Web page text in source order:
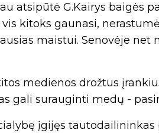
atsipūtė G.Kairys baigės
kitoks gaunasi,
maistui. Senovėje net
medienos drožtus
gali surauginti medų -
įgijęs